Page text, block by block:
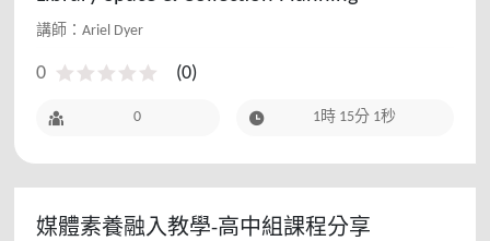
講師：Ariel Dyer
0 (0)
0 1時 15分 1秒
媒體素養融入教學-高中組課程分享